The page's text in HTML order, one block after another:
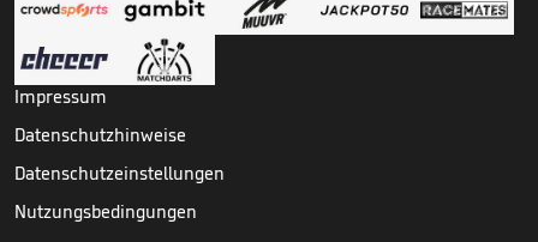
Impressum
Datenschutzhinweise
Datenschutzeinstellungen
Nutzungsbedingungen